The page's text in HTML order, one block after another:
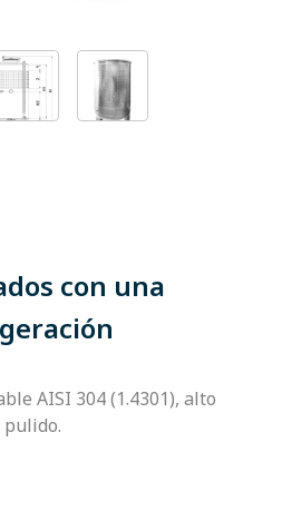
con una
AISI 304 (1.4301), alto